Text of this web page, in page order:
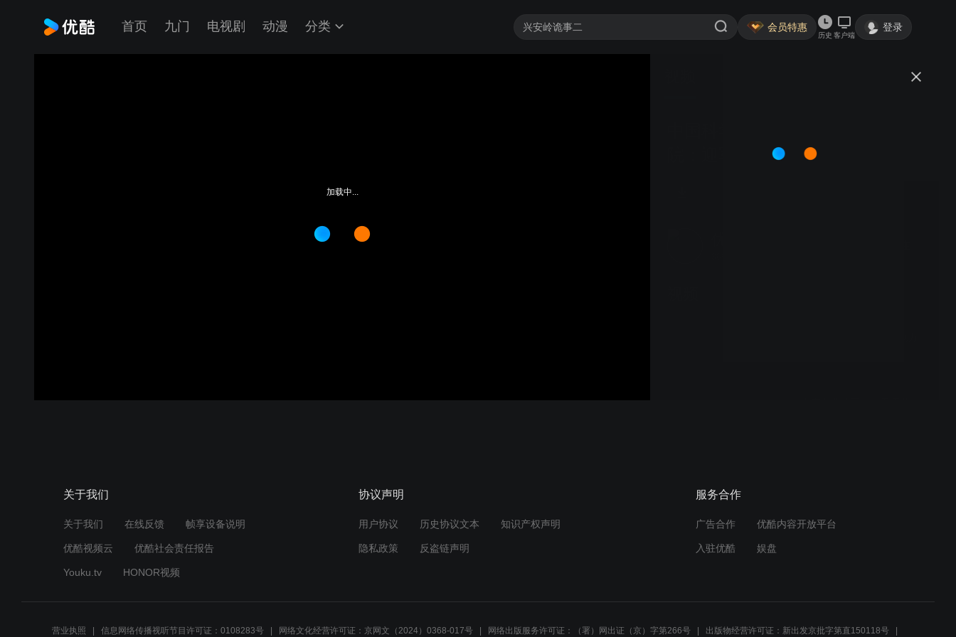
首页 九门 电视剧 动漫 分类 会员特惠
历史 客户端
登录
加载中...
院：迎军运 送健康
关于我们
关于我们 在线反馈 帧享设备说明
优酷视频云 优酷社会责任报告
Youku.tv HONOR视频
协议声明
用户协议 历史协议文本 知识产权声明
隐私政策 反盗链声明
服务合作
广告合作 优酷内容开放平台
入驻优酷 娱盘
营业执照 信息网络传播视听节目许可证：0108283号 网络文化经营许可证：京网文（2024）0368-017号 网络出版服务许可证：（署）网出证（京）字第266号 出版物经营许可证：新出发京批字第直150118号